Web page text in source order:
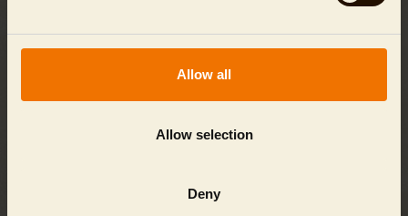
Allow all
Allow selection
Deny
für Zweibeiner mit Vierbeinern
ANZEIGEN